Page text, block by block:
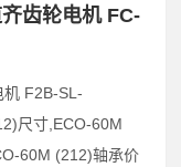
齿轮电机 FC-
F2B-SL-
尺寸,ECO-60M
60M (212)轴承价